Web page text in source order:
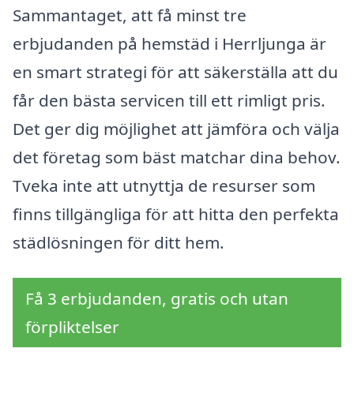
Sammantaget, att få minst tre
erbjudanden på hemstäd i Herrljunga är
en smart strategi för att säkerställa att du
får den bästa servicen till ett rimligt pris.
Det ger dig möjlighet att jämföra och välja
det företag som bäst matchar dina behov.
Tveka inte att utnyttja de resurser som
finns tillgängliga för att hitta den perfekta
städlösningen för ditt hem.
Få 3 erbjudanden, gratis och utan
förpliktelser